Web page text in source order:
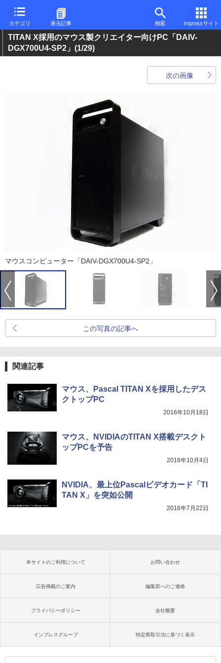
カテゴリ 過去記事 検索 Impressサイト
TITAN X採用のマウス製クリエイター向けPC「DAIV-
DGX700U4-SP2」 (1/29)
次の画像
マウスコンピューター「DAIV-DGX700U4-SP2」
この写真の記事へ
関連記事
マウス、Pascal TITAN Xを採用したデス
クトップPC
2016年10月18日
マウス、NVIDIAのTITAN X搭載デスクト
ップPCを予告
2016年10月4日
NVIDIA、最上位Pascalビデオカード「TI
TAN X」を突如公開
2016年7月22日
本サイトのご利用について お問い合わせ
広告掲載のご案内 編集部へのご連絡
プライバシーポリシー 会社概要
インプレスグループ 特定商取引法に基づく表示